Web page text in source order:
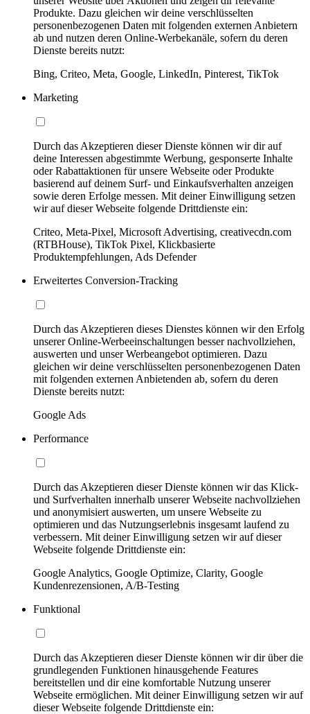
Produkte. Dazu gleichen wir deine verschlüsselten
personenbezogenen Daten mit folgenden externen Anbietern
ab und nutzen deren Online-Werbekanäle, sofern du deren
Dienste bereits nutzt:
Bing, Criteo, Meta, Google, LinkedIn, Pinterest, TikTok
Marketing
Durch das Akzeptieren dieser Dienste können wir dir auf
deine Interessen abgestimmte Werbung, gesponserte Inhalte
oder Rabattaktionen für unsere Webseite oder Produkte
basierend auf deinem Surf- und Einkaufsverhalten anzeigen
sowie deren Erfolge messen. Mit deiner Einwilligung setzen
wir auf dieser Webseite folgende Drittdienste ein:
Criteo, Meta-Pixel, Microsoft Advertising, creativecdn.com
(RTBHouse), TikTok Pixel, Klickbasierte
Produktempfehlungen, Ads Defender
Erweitertes Conversion-Tracking
Durch das Akzeptieren dieses Dienstes können wir den Erfolg
unserer Online-Werbeeinschaltungen besser nachvollziehen,
auswerten und unser Werbeangebot optimieren. Dazu
gleichen wir deine verschlüsselten personenbezogenen Daten
mit folgenden externen Anbietenden ab, sofern du deren
Dienste bereits nutzt:
Google Ads
Performance
Durch das Akzeptieren dieser Dienste können wir das Klick-
und Surfverhalten innerhalb unserer Webseite nachvollziehen
und anonymisiert auswerten, um unsere Webseite zu
optimieren und das Nutzungserlebnis insgesamt laufend zu
verbessern. Mit deiner Einwilligung setzen wir auf dieser
Webseite folgende Drittdienste ein:
Google Analytics, Google Optimize, Clarity, Google
Kundenrezensionen, A/B-Testing
Funktional
Durch das Akzeptieren dieser Dienste können wir dir über die
grundlegenden Funktionen hinausgehende Features
bereitstellen und dir eine komfortable Nutzung unserer
Webseite ermöglichen. Mit deiner Einwilligung setzen wir auf
dieser Webseite folgende Drittdienste ein: